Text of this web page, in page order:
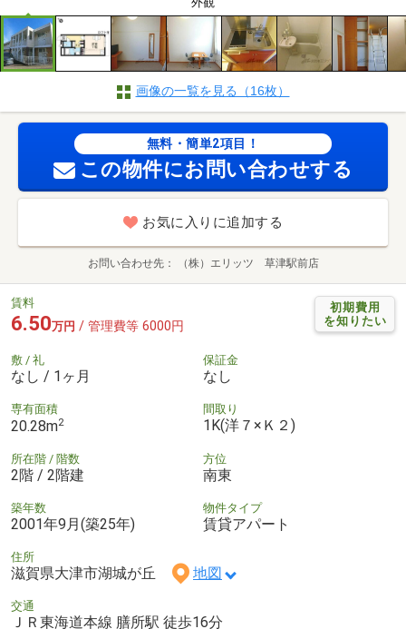
画像の一覧を見る（16枚）
無料・簡単2項目！
この物件にお問い合わせする
お気に入りに追加する
お問い合わせ先 （株）エリッツ 草津駅前店
初期費用
を知りたい
賃料
6.50万円 / 管理費等 6000円
敷 / 礼
なし / 1ヶ月
保証金
なし
専有面積
20.28m2
間取り
1K(洋７×Ｋ２)
所在階 / 階数
2階 / 2階建
方位
南東
築年数
2001年9月(築25年)
物件タイプ
賃貸アパート
住所
滋賀県大津市湖城が丘 地図
交通
ＪＲ東海道本線 膳所駅 徒歩16分